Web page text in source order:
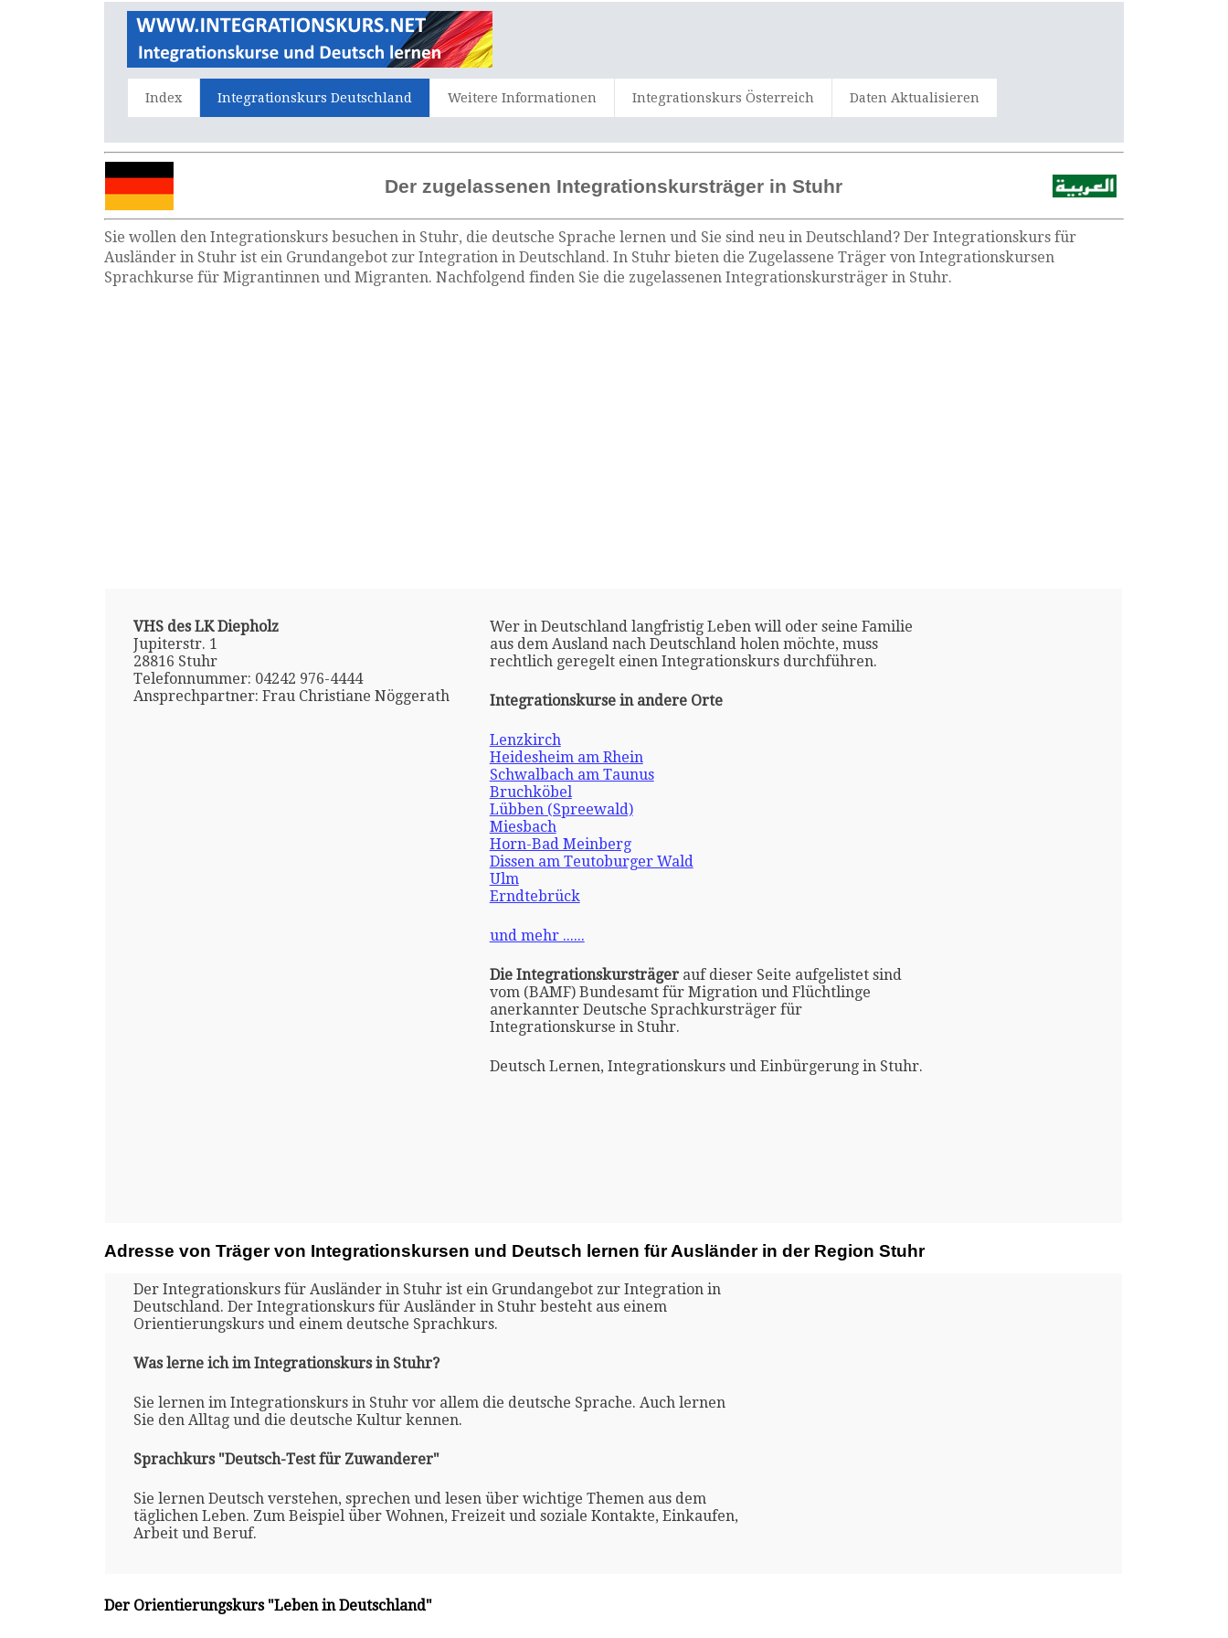
Index Integrationskurs Deutschland Weitere Informationen Integrationskurs Österreich Daten Aktualisieren
Der zugelassenen Integrationskursträger in Stuhr
Sie wollen den Integrationskurs besuchen in Stuhr, die deutsche Sprache lernen und Sie sind neu in Deutschland? Der Integrationskurs für
Ausländer in Stuhr ist ein Grundangebot zur Integration in Deutschland. In Stuhr bieten die Zugelassene Träger von Integrationskursen
Sprachkurse für Migrantinnen und Migranten. Nachfolgend finden Sie die zugelassenen Integrationskursträger in Stuhr.
VHS des LK Diepholz
Jupiterstr. 1
28816 Stuhr
Telefonnummer: 04242 976-4444
Ansprechpartner: Frau Christiane Nöggerath
Wer in Deutschland langfristig Leben will oder seine Familie
aus dem Ausland nach Deutschland holen möchte, muss
rechtlich geregelt einen Integrationskurs durchführen.
Integrationskurse in andere Orte
Lenzkirch
Heidesheim am Rhein
Schwalbach am Taunus
Bruchköbel
Lübben (Spreewald)
Miesbach
Horn-Bad Meinberg
Dissen am Teutoburger Wald
Ulm
Erndtebrück
und mehr ......
Die Integrationskursträgerauf dieser Seite aufgelistet sind
vom (BAMF) Bundesamt für Migration und Flüchtlinge
anerkannter Deutsche Sprachkursträger für
Integrationskurse in Stuhr.
Deutsch Lernen, Integrationskurs und Einbürgerung in Stuhr.
Adresse von Träger von Integrationskursen und Deutsch lernen für Ausländer in der Region Stuhr
Der Integrationskurs für Ausländer in Stuhr ist ein Grundangebot zur Integration in
Deutschland. Der Integrationskurs für Ausländer in Stuhr besteht aus einem
Orientierungskurs und einem deutsche Sprachkurs.
Was lerne ich im Integrationskurs in Stuhr?
Sie lernen im Integrationskurs in Stuhr vor allem die deutsche Sprache. Auch lernen
Sie den Alltag und die deutsche Kultur kennen.
Sprachkurs "Deutsch-Test für Zuwanderer"
Sie lernen Deutsch verstehen, sprechen und lesen über wichtige Themen aus dem
täglichen Leben. Zum Beispiel über Wohnen, Freizeit und soziale Kontakte, Einkaufen,
Arbeit und Beruf.
Der Orientierungskurs "Leben in Deutschland"